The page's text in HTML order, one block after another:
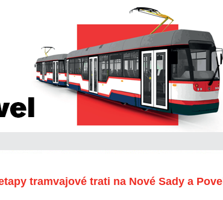
tramvajové trati na Nové Sady a Povel